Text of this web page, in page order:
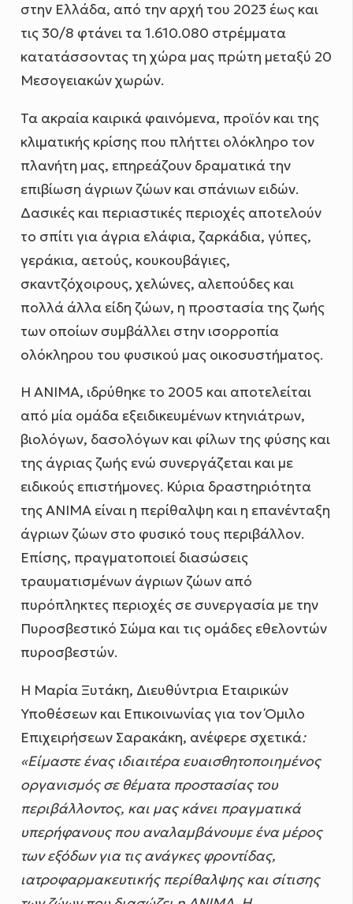
στην Ελλάδα, από την αρχή του 2023 έως και
τις 30/8 φτάνει τα 1.610.080 στρέμματα
κατατάσσοντας τη χώρα μας πρώτη μεταξύ 20
Μεσογειακών χωρών.
Τα ακραία καιρικά φαινόμενα, προϊόν και της
κλιματικής κρίσης που πλήττει ολόκληρο τον
πλανήτη μας, επηρεάζουν δραματικά την
επιβίωση άγριων ζώων και σπάνιων ειδών.
Δασικές και περιαστικές περιοχές αποτελούν
το σπίτι για άγρια ελάφια, ζαρκάδια, γύπες,
γεράκια, αετούς, κουκουβάγιες,
σκαντζόχοιρους, χελώνες, αλεπούδες και
πολλά άλλα είδη ζώων, η προστασία της ζωής
των οποίων συμβάλλει στην ισορροπία
ολόκληρου του φυσικού μας οικοσυστήματος.
Η ΑΝΙΜΑ, ιδρύθηκε το 2005 και αποτελείται
από μία ομάδα εξειδικευμένων κτηνιάτρων,
βιολόγων, δασολόγων και φίλων της φύσης και
της άγριας ζωής ενώ συνεργάζεται και με
ειδικούς επιστήμονες. Κύρια δραστηριότητα
της ΑΝΙΜΑ είναι η περίθαλψη και η επανένταξη
άγριων ζώων στο φυσικό τους περιβάλλον.
Επίσης, πραγματοποιεί διασώσεις
τραυματισμένων άγριων ζώων από
πυρόπληκτες περιοχές σε συνεργασία με την
Πυροσβεστικό Σώμα και τις ομάδες εθελοντών
πυροσβεστών.
Η Μαρία Ξυτάκη, Διευθύντρια Εταιρικών
Υποθέσεων και Επικοινωνίας για τον Όμιλο
Επιχειρήσεων Σαρακάκη, ανέφερε σχετικά:
«Είμαστε ένας ιδιαιτέρα ευαισθητοποιημένος
οργανισμός σε θέματα προστασίας του
περιβάλλοντος, και μας κάνει πραγματικά
υπερήφανους που αναλαμβάνουμε ένα μέρος
των εξόδων για τις ανάγκες φροντίδας,
ιατροφαρμακευτικής περίθαλψης και σίτισης